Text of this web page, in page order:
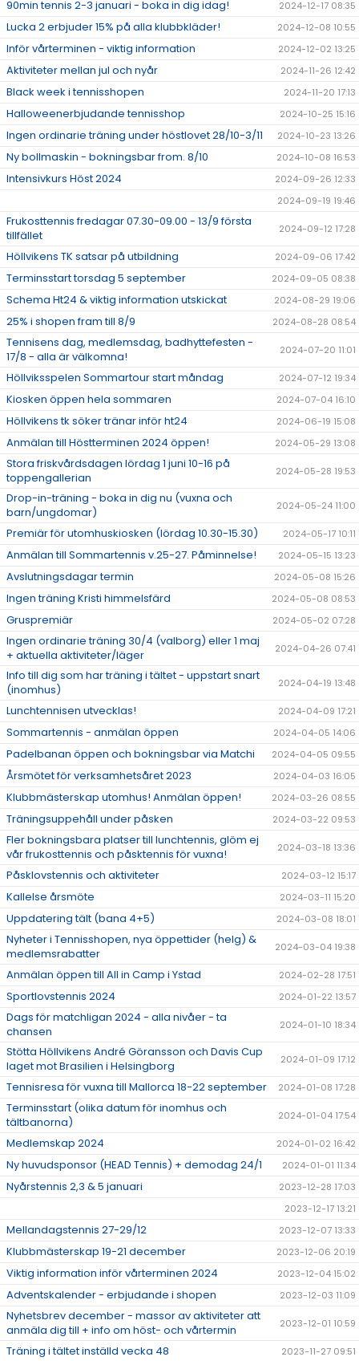
90min tennis 2-3 januari - boka in dig idag! 2024-12-17 08:35
Lucka 2 erbjuder 15% på alla klubbkläder! 2024-12-08 10:55
Inför vårterminen - viktig information 2024-12-02 13:25
Aktiviteter mellan jul och nyår 2024-11-26 12:42
Black week i tennisshopen 2024-11-20 17:13
Halloweenerbjudande tennisshop 2024-10-25 15:16
Ingen ordinarie träning under höstlovet 28/10-3/11 2024-10-23 13:26
Ny bollmaskin - bokningsbar from. 8/10 2024-10-08 16:53
Intensivkurs Höst 2024
2024-09-26 12:33
2024-09-19 19:46
Frukosttennis fredagar 07.30-09.00 - 13/9 första
tillfället
2024-09-12 17:28
Höllvikens TK satsar på utbildning 2024-09-06 17:42
Terminsstart torsdag 5 september 2024-09-05 08:38
Schema Ht24 & viktig information utskickat 2024-08-29 19:06
25% i shopen fram till 8/9 2024-08-28 08:54
Tennisens dag, medlemsdag, badhyttefesten -
17/8 - alla är välkomna!
2024-07-20 11:01
Höllviksspelen Sommartour start måndag 2024-07-12 19:34
Kiosken öppen hela sommaren 2024-07-04 16:10
Höllvikens tk söker tränar inför ht24 2024-06-19 15:08
Anmälan till Höstterminen 2024 öppen! 2024-05-29 13:08
Stora friskvårdsdagen lördag 1 juni 10-16 på
toppengallerian
2024-05-28 19:53
Drop-in-träning - boka in dig nu (vuxna och
barn/ungdomar)
2024-05-24 11:00
Premiär för utomhuskiosken (lördag 10.30-15.30) 2024-05-17 10:11
Anmälan till Sommartennis v.25-27. Påminnelse! 2024-05-15 13:23
Avslutningsdagar termin 2024-05-08 15:26
Ingen träning Kristi himmelsfärd 2024-05-08 08:53
Gruspremiär 2024-05-02 07:28
Ingen ordinarie träning 30/4 (valborg) eller 1 maj
+ aktuella aktiviteter/läger
2024-04-26 07:41
Info till dig som har träning i tältet - uppstart snart
(inomhus)
2024-04-19 13:48
Lunchtennisen utvecklas! 2024-04-09 17:21
Sommartennis - anmälan öppen 2024-04-05 14:06
Padelbanan öppen och bokningsbar via Matchi 2024-04-05 09:55
Årsmötet för verksamhetsåret 2023 2024-04-03 16:05
Klubbmästerskap utomhus! Anmälan öppen! 2024-03-26 08:55
Träningsuppehåll under påsken 2024-03-22 09:53
Fler bokningsbara platser till lunchtennis, glöm ej
vår frukosttennis och påsktennis för vuxna!
2024-03-18 13:36
Påsklovstennis och aktiviteter 2024-03-12 15:17
Kallelse årsmöte 2024-03-11 15:20
Uppdatering tält (bana 4+5) 2024-03-08 18:01
Nyheter i Tennisshopen, nya öppettider (helg) &
medlemsrabatter
2024-03-04 19:38
Anmälan öppen till All in Camp i Ystad 2024-02-28 17:51
Sportlovstennis 2024 2024-01-22 13:57
Dags för matchligan 2024 - alla nivåer - ta
chansen
2024-01-10 18:34
Stötta Höllvikens André Göransson och Davis Cup
laget mot Brasilien i Helsingborg
2024-01-09 17:12
Tennisresa för vuxna till Mallorca 18-22 september 2024-01-08 17:28
Terminsstart (olika datum för inomhus och
tältbanorna)
2024-01-04 17:54
Medlemskap 2024 2024-01-02 16:42
Ny huvudsponsor (HEAD Tennis) + demodag 24/1 2024-01-01 11:34
Nyårstennis 2,3 & 5 januari
2023-12-28 17:03
2023-12-17 13:21
Mellandagstennis 27-29/12 2023-12-07 13:33
Klubbmästerskap 19-21 december 2023-12-06 20:19
Viktig information inför vårterminen 2024 2023-12-04 15:02
Adventskalender - erbjudande i shopen 2023-12-03 11:09
Nyhetsbrev december - massor av aktiviteter att
anmäla dig till + info om höst- och vårtermin
2023-12-01 10:59
Träning i tältet inställd vecka 48 2023-11-27 09:51